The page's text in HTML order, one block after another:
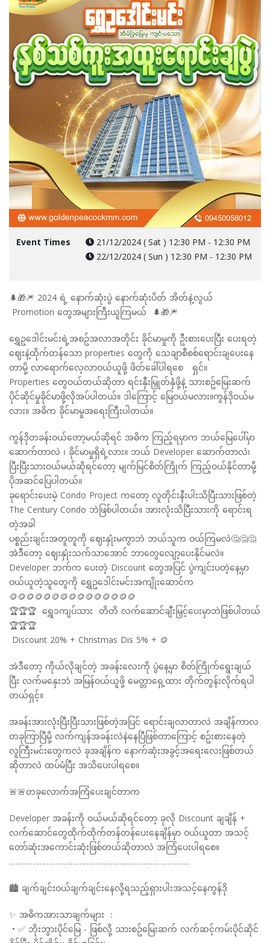
Event Times
21/12/2024 ( Sat ) 12:30 PM - 12:30 PM
22/12/2024 ( Sun ) 12:30 PM - 12:30 PM
🌲🎁🎆 2024 ရဲ့ နောက်ဆုံးပွဲ နောက်ဆုံးပိတ် အိတ်နဲ့လွယ်
Promotion တွေအများကြီးယူကြမယ် 🌲🎁🎆
ရွှေဥဒေါင်းမင်းရဲ့အစဥ်အလာအတိုင်း ခိုင်မာမှုကို ဦးစားပေးပြီး ပေးရတဲ့
ဈေးနဲ့ထိုက်တန်သော properties တွေကို သေချာစီစစ်ရောင်းချပေးနေ
တာမို့ လာရောက်လေ့လာဝယ်ယူဖို့ ဖိတ်ခေါ်ပါရစေ ရှင်။
Properties တွေဝယ်တယ်ဆိုတာ ရင်းနှီးမြှုတ်နှံဖို့နဲ့ သားစဥ်မြေးဆက်
ပိုင်ဆိုင်မှုခိုင်မာဖို့လိုအပ်ပါတယ်။ ဒါကြောင့် မြေဝယ်မလား။ကွန်ဒိုဝယ်မ
လား။ အဓိက ခိုင်မာမှုအရေးကြီးပါတယ်။
ကွန်ဒိုတခန်းဝယ်တော့မယ်ဆိုရင် အဓိက ကြည့်ရမှာက ဘယ်မြေပေါ်မှာ
ဆောက်တာလဲ ၊ ခိုင်မာမှုရှိရဲ့လား။ ဘယ် Developer ဆောက်တာလဲ၊
ပြီးပြီးသားဝယ်မယ်ဆိုရင်တော့ မျက်မြင်စိတ်ကြိုက် ကြည့်ဝယ်နိုင်တာမို့
ပိုအဆင်ပြေပါတယ်။
ခုရောင်းပေးမဲ့ Condo Project ကတော့ လူတိုင်းနီးပါးသိပြီးသားဖြစ်တဲ့
The Century Condo ဘဲဖြစ်ပါတယ်။ အားလုံးသိပြီးသားကို ရောင်းရ
တဲ့အခါ
ပစ္စည်းချင်းအတူတူကို ဈေးနှုံးမကွာဘဲ ဘယ်သူက ဝယ်ကြမလဲ🤔🤔🤔
အဲဒီတော့ ဈေးနှုံးသက်သာအောင် ဘာတွေလျော့ပေးနိုင်မလဲ။
Developer ဘက်က ပေးတဲ့ Discount တွေအပြင် ပွဲကျင်းပတဲ့နေ့မှာ
ဝယ်ယူတဲ့သူတွေကို ရွှေဥဒေါင်းမင်းအကျိုးဆောင်က
🪙🪙🪙🪙🪙🪙🪙🪙🪙🪙🪙🪙🪙🪙🪙
🏆🏆🏆 ရွှေ၁ကျပ်သား တိတိ လက်ဆောင်ချီးမြှင့်ပေးမှာဘဲဖြစ်ပါတယ်
🏆🏆🏆
Discount 20% + Christmas Dis 5% + 🪙
အဲဒီတော့ ကိုယ်လိုချင်တဲ့ အခန်းလေးကို ပွဲနေ့မှာ စိတ်ကြိုက်ရွေးချယ်
ပြီး လက်မနှေးဘဲ အမြန်ဝယ်ယူဖို့ မေတ္တာရှေ့ထား တိုက်တွန်းလိုက်ရပါ
တယ်ရှင့်။
အခန်းအားလုံးပြီးပြီးသားဖြစ်တဲ့အပြင် ရောင်းချလာတာလဲ အချိန်ကာလ
တခုကြာပြီမို့ လက်ကျန်အခန်းလဲနဲနေပြီဖြစ်တာကြောင့် စဥ်းစားနေတဲ့
လူကြီးမင်းတွေကလဲ ခုအချိန်က နောက်ဆုံးအခွင့်အရေးလေးဖြစ်တယ်
ဆိုတာလဲ ထပ်မံပြီး အသိပေးပါရစေ။
🚨🚨တခုလောက်အကြံပေးချင်တာက
Developer အခန်းကို ဝယ်မယ်ဆိုရင်တော့ ခုလို Discount ချချိန် +
လက်ဆောင်တွေထိုက်ထိုက်တန်တန်ပေးနေချိန်မှာ ဝယ်ယူတာ အသင့်
တော်ဆုံးအကောင်းဆုံးဖြစ်တယ်ဆိုတာလဲ အကြံပေးပါရစေ။
.………………………………………………………………………
🏙 ချက်ချင်းဝယ်ချက်ချင်းနေလို့ရသည့်ရှားပါးအသင့်နေကွန်ဒို
✨ အဓိကအားသာချက်များ ：
• ✅ ဘိုးဘွားပိုင်မြေ - ဖြစ်လို့ သားစဥ်မြေးဆက် လက်ဆင့်ကမ်းပိုင်ဆိုင်